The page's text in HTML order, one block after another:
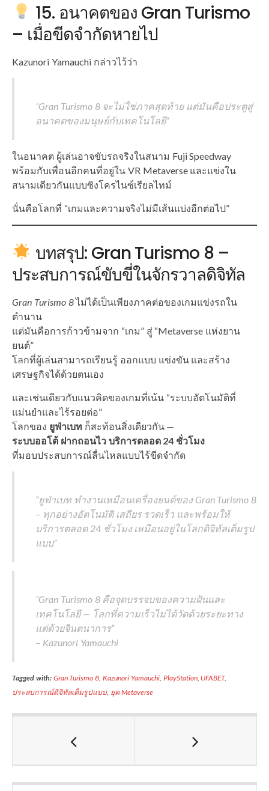
15. อนาคตของ Gran Turismo
– เมื่อขีดจำกัดหายไป
Kazunori Yamauchi กล่าวไว้ว่า
“Gran Turismo 8 จะไม่ใช่ภาคสุดท้าย แต่มันคือประตูสู่
อนาคตของมนุษย์กับเทคโนโลยี”
ในอนาคต ผู้เล่นอาจขับรถจริงในสนาม Fuji Speedway
พร้อมกับเพื่อนอีกคนที่อยู่ใน VR Metaverse และแข่งใน
สนามเดียวกันแบบซิงโครไนซ์เรียลไทม์
นั่นคือโลกที่ “เกมและความจริงไม่มีเส้นแบ่งอีกต่อไป”
บทสรุป: Gran Turismo 8 –
ประสบการณ์ขับขี่ในจักรวาลดิจิทัล
Gran Turismo 8ไม่ได้เป็นเพียงภาคต่อของเกมแข่งรถใน
ตำนาน
แต่มันคือการก้าวข้ามจาก “เกม” สู่ “Metaverse แห่งยาน
ยนต์”
โลกที่ผู้เล่นสามารถเรียนรู้ ออกแบบ แข่งขัน และสร้าง
เศรษฐกิจได้ด้วยตนเอง
และเช่นเดียวกับแนวคิดของเกมที่เน้น “ระบบอัตโนมัติที่
แม่นยำและไร้รอยต่อ”
โลกของ ยูฟ่าเบทก็สะท้อนสิ่งเดียวกัน —
ระบบออโต้ ฝากถอนไว บริการตลอด 24 ชั่วโมง
ที่มอบประสบการณ์ลื่นไหลแบบไร้ขีดจำกัด
“ยูฟ่าเบท ทำงานเหมือนเครื่องยนต์ของ Gran Turismo 8
– ทุกอย่างอัตโนมัติ เสถียร รวดเร็ว และพร้อมให้
บริการตลอด 24 ชั่วโมง เหมือนอยู่ในโลกดิจิทัลเต็มรูป
แบบ”
“Gran Turismo 8 คือจุดบรรจบของความฝันและ
เทคโนโลยี — โลกที่ความเร็วไม่ได้วัดด้วยระยะทาง
แต่ด้วยจินตนาการ”
– Kazunori Yamauchi
Tagged with: Gran Turismo 8 ,Kazunori Yamauchi, PlayStation, UFABET,
ประสบการณ์ดิจิทัลเต็มรูปแบบ, ยุค Metaverse